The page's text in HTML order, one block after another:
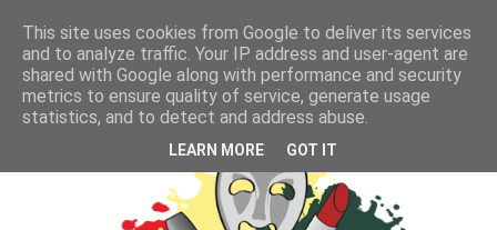
This site uses cookies from Google to deliver its services
and to analyze traffic. Your IP address and user-agent are
shared with Google along with performance and security
metrics to ensure quality of service, generate usage
statistics, and to detect and address abuse.
LEARN MORE GOT IT